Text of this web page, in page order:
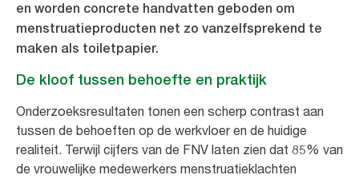
en worden concrete handvatten geboden om
menstruatieproducten net zo vanzelfsprekend te
maken als toiletpapier.
De kloof tussen behoefte en praktijk
Onderzoeksresultaten tonen een scherp contrast aan
tussen de behoeften op de werkvloer en de huidige
realiteit. Terwijl cijfers van de FNV laten zien dat 85% van
de vrouwelijke medewerkers menstruatieklachten